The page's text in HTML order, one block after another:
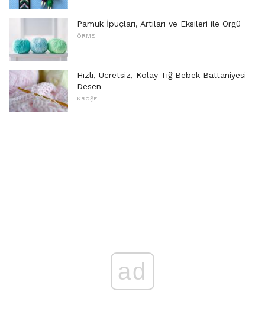
Pamuk İpuçları, Artıları ve Eksileri ile Örgü
ÖRME
Hızlı, Ücretsiz, Kolay Tığ Bebek Battaniyesi
Desen
KROŞE
ad